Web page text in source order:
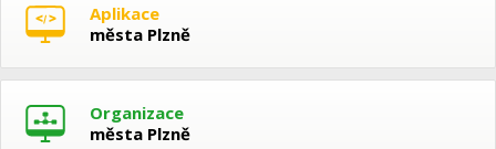
Aplikace
města Plzně
Organizace
města Plzně